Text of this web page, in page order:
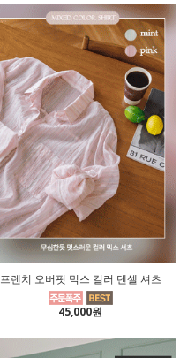
프렌치 오버핏 믹스 컬러 텐셀 셔츠
45,000원